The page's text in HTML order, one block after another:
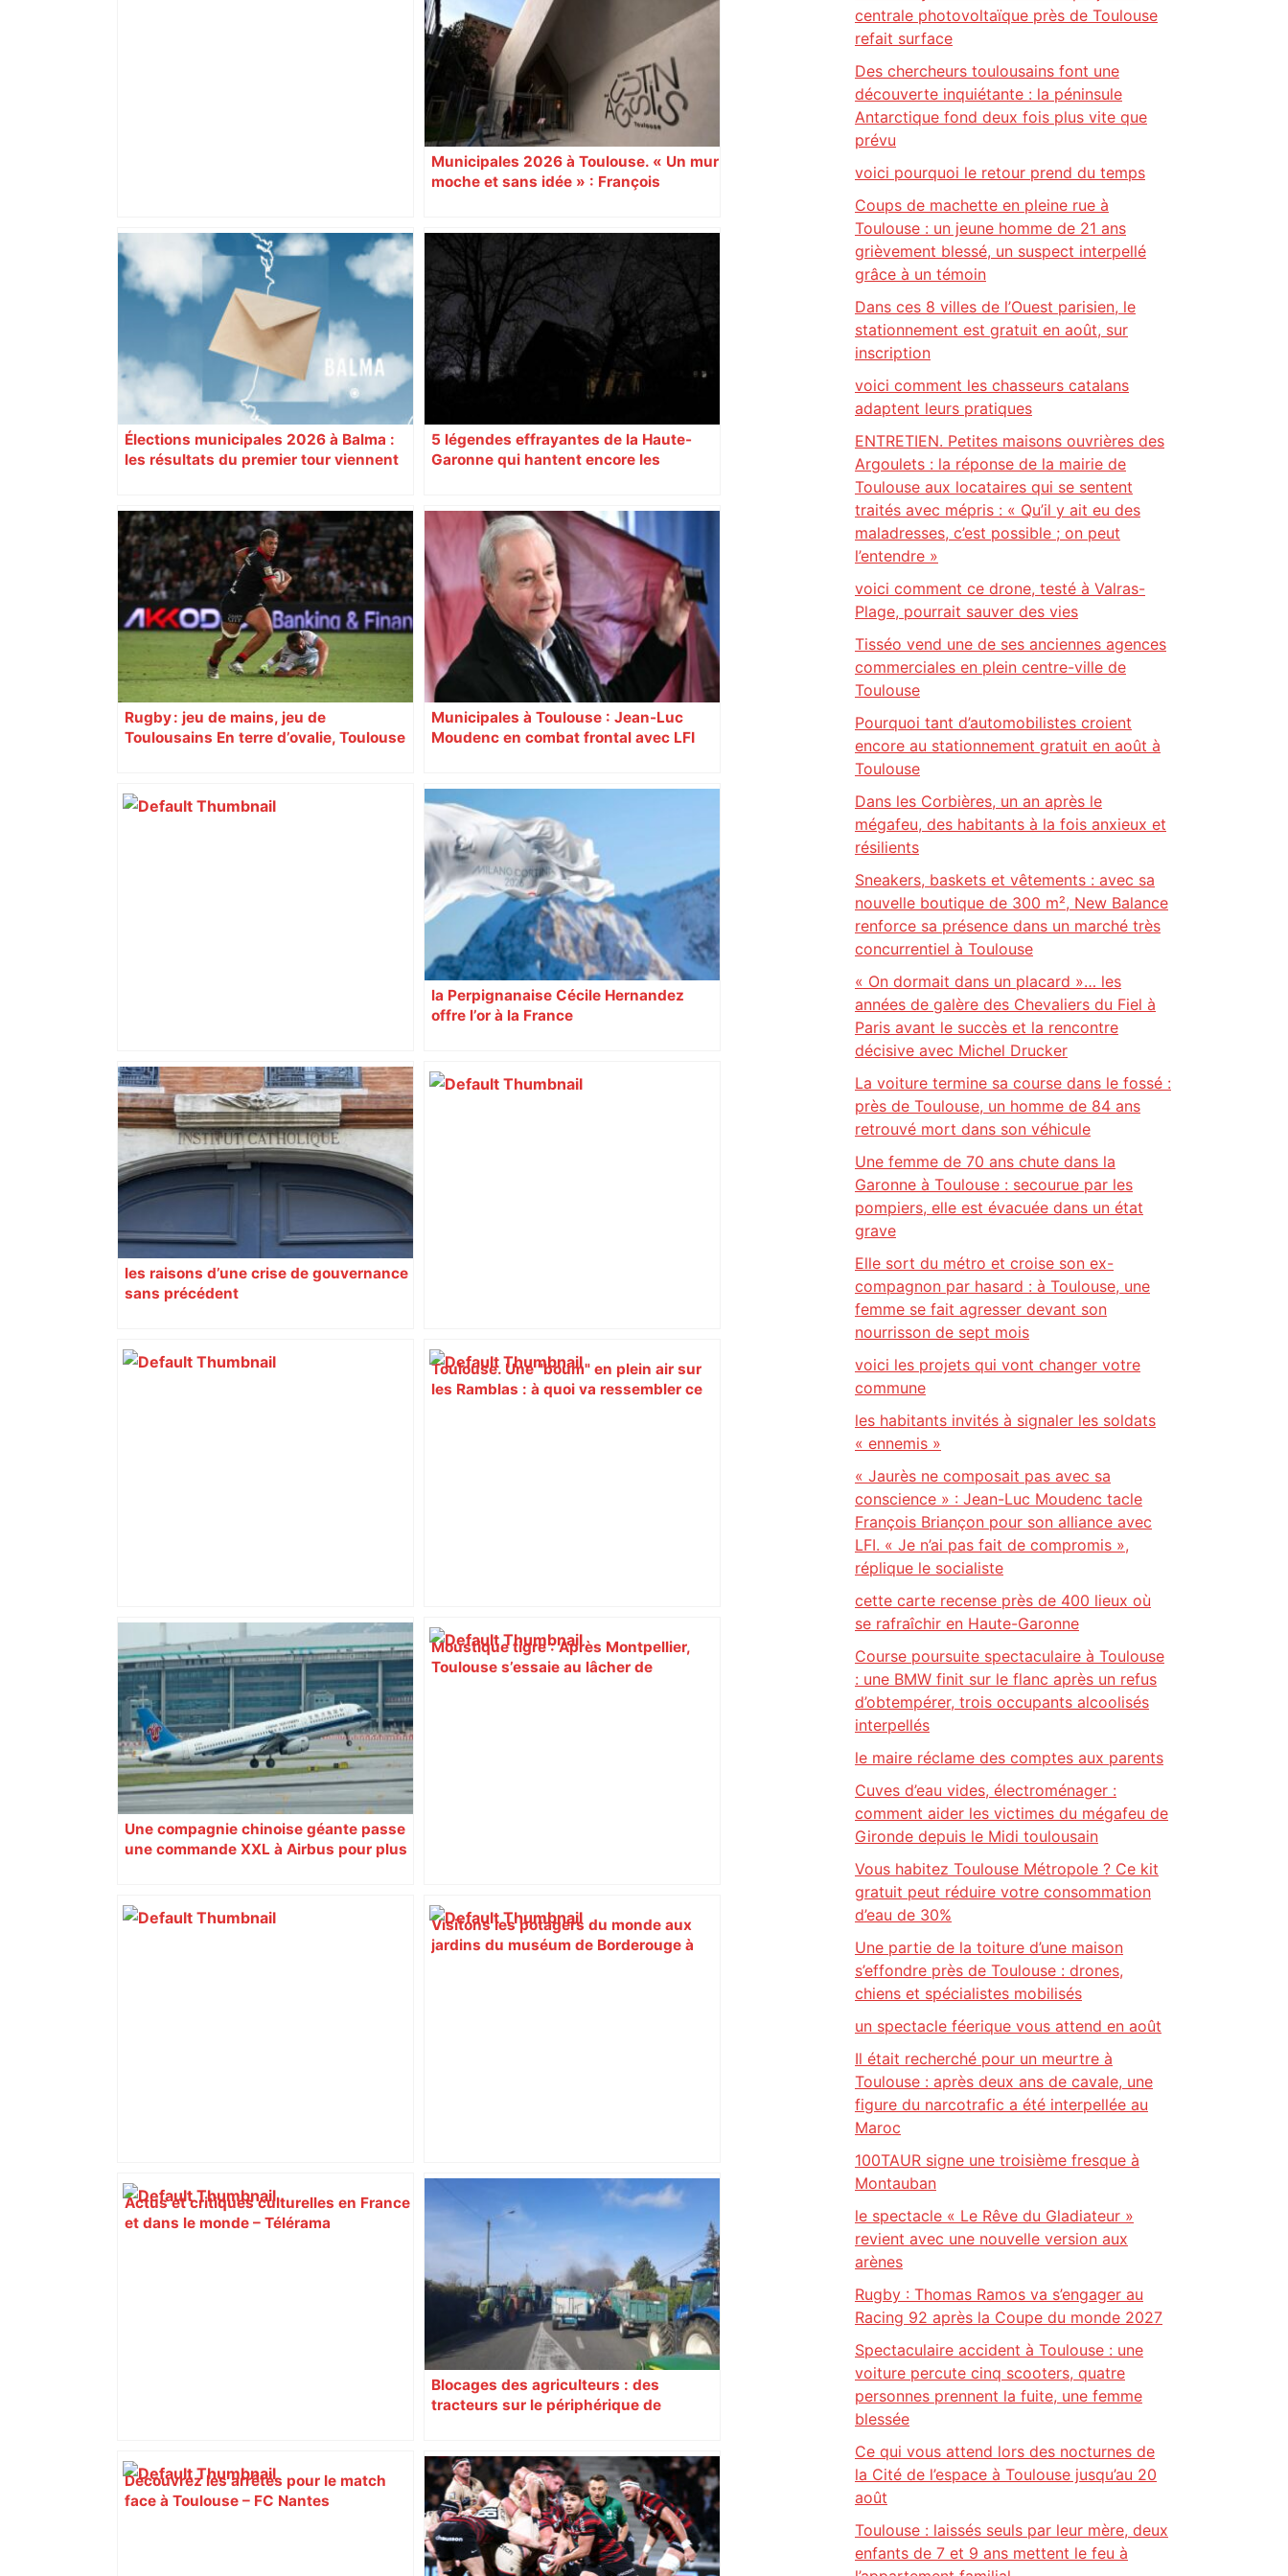
ralentissements autour de Toulouse ce
jeudi matin, on vous donne les
secteurs à éviter – ladepeche.fr
Près de Toulouse : dans cette zone
économique, un axe majeur va être
fermé en fin de soirée, voici les
déviations – Actu.fr
Municipales 2026 à Toulouse. « Un mur
moche et sans idée » : François
Élections municipales 2026 à Balma :
les résultats du premier tour viennent
5 légendes effrayantes de la Haute-
Garonne qui hantent encore les
Rugby : jeu de mains, jeu de
Toulousains En terre d’ovalie, Toulouse
revendiquant surtout son art du jeu en
mouvement, vif et spectaculaire.
Municipales à Toulouse : Jean-Luc
Moudenc en combat frontal avec LFI
Bilan du marché du logement neuf :
une lueur d'espoir pour l'immobilier à
Toulouse ? – Actu.fr
la Perpignanaise Cécile Hernandez
offre l’or à la France
les raisons d’une crise de gouvernance
sans précédent
Toulouse. Une "boum" en plein air sur
les Ramblas : à quoi va ressembler ce
Top 14: La Rochelle corrige Toulouse et
reste en course pour la qualification –
France 24
Moustique tigre : Après Montpellier,
Toulouse s’essaie au lâcher de
Une compagnie chinoise géante passe
une commande XXL à Airbus pour plus
Visitons les potagers du monde aux
jardins du muséum de Borderouge à
Actus et critiques culturelles en France
et dans le monde – Télérama
"Si l’usine ferme, c’est la mort du
Comminges" : à Toulouse, 300 salariés
de Fibre Excellence mobilisés contre la
liquidation – ladepeche.fr
Découvrez les arrêtés pour le match
face à Toulouse – FC Nantes
Blocages des agriculteurs : des
tracteurs sur le périphérique de
centrale photovoltaïque près de Toulouse
refait surface
Des chercheurs toulousains font une
découverte inquiétante : la péninsule
Antarctique fond deux fois plus vite que
prévu
voici pourquoi le retour prend du temps
Coups de machette en pleine rue à
Toulouse : un jeune homme de 21 ans
grièvement blessé, un suspect interpellé
grâce à un témoin
Dans ces 8 villes de l’Ouest parisien, le
stationnement est gratuit en août, sur
inscription
voici comment les chasseurs catalans
adaptent leurs pratiques
ENTRETIEN. Petites maisons ouvrières des
Argoulets : la réponse de la mairie de
Toulouse aux locataires qui se sentent
traités avec mépris : « Qu’il y ait eu des
maladresses, c’est possible ; on peut
l’entendre »
voici comment ce drone, testé à Valras-
Plage, pourrait sauver des vies
Tisséo vend une de ses anciennes agences
commerciales en plein centre-ville de
Toulouse
Pourquoi tant d’automobilistes croient
encore au stationnement gratuit en août à
Toulouse
Dans les Corbières, un an après le
mégafeu, des habitants à la fois anxieux et
résilients
Sneakers, baskets et vêtements : avec sa
nouvelle boutique de 300 m², New Balance
renforce sa présence dans un marché très
concurrentiel à Toulouse
« On dormait dans un placard »… les
années de galère des Chevaliers du Fiel à
Paris avant le succès et la rencontre
décisive avec Michel Drucker
La voiture termine sa course dans le fossé :
près de Toulouse, un homme de 84 ans
retrouvé mort dans son véhicule
Une femme de 70 ans chute dans la
Garonne à Toulouse : secourue par les
pompiers, elle est évacuée dans un état
grave
Elle sort du métro et croise son ex-
compagnon par hasard : à Toulouse, une
femme se fait agresser devant son
nourrisson de sept mois
voici les projets qui vont changer votre
commune
les habitants invités à signaler les soldats
« ennemis »
« Jaurès ne composait pas avec sa
conscience » : Jean-Luc Moudenc tacle
François Briançon pour son alliance avec
LFI. « Je n’ai pas fait de compromis »,
réplique le socialiste
cette carte recense près de 400 lieux où
se rafraîchir en Haute-Garonne
Course poursuite spectaculaire à Toulouse
: une BMW finit sur le flanc après un refus
d’obtempérer, trois occupants alcoolisés
interpellés
le maire réclame des comptes aux parents
Cuves d’eau vides, électroménager :
comment aider les victimes du mégafeu de
Gironde depuis le Midi toulousain
Vous habitez Toulouse Métropole ? Ce kit
gratuit peut réduire votre consommation
d’eau de 30%
Une partie de la toiture d’une maison
s’effondre près de Toulouse : drones,
chiens et spécialistes mobilisés
un spectacle féerique vous attend en août
Il était recherché pour un meurtre à
Toulouse : après deux ans de cavale, une
figure du narcotrafic a été interpellée au
Maroc
100TAUR signe une troisième fresque à
Montauban
le spectacle « Le Rêve du Gladiateur »
revient avec une nouvelle version aux
arènes
Rugby : Thomas Ramos va s’engager au
Racing 92 après la Coupe du monde 2027
Spectaculaire accident à Toulouse : une
voiture percute cinq scooters, quatre
personnes prennent la fuite, une femme
blessée
Ce qui vous attend lors des nocturnes de
la Cité de l’espace à Toulouse jusqu’au 20
août
Toulouse : laissés seuls par leur mère, deux
enfants de 7 et 9 ans mettent le feu à